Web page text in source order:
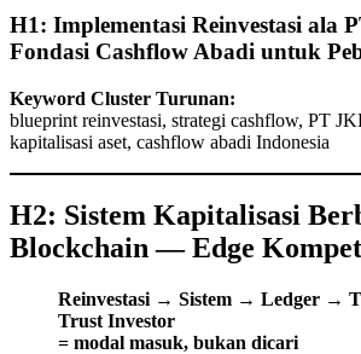
H1: Implementasi Reinvestasi ala
Fondasi Cashflow Abadi untuk
Keyword Cluster Turunan:
blueprint reinvestasi, strategi cashflow, PT
kapitalisasi aset, cashflow abadi Indonesia
H2: Sistem Kapitalisasi
Blockchain — Edge
Reinvestasi → Sistem → Ledger →
Trust Investor
= modal masuk, bukan dicari